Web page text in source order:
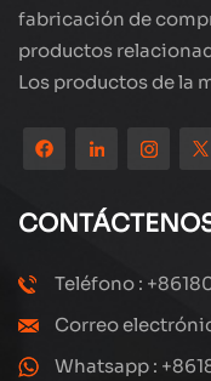
fabricación de
productos
Los productos de la
ubicada en el
Xiamen, nuestros
países y regiones,
una amplia
Technology tiene un
estamos
continuamente
Teléfono :
Correo
Whatsapp :